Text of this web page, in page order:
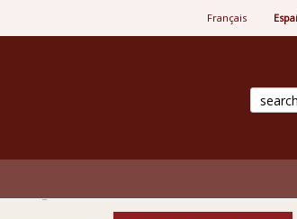
Français
a primera vista.